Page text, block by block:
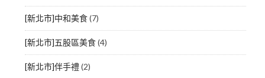
[新北市]中和美食(7)
[新北市]五股區美食(4)
[新北市]伴手禮(2)